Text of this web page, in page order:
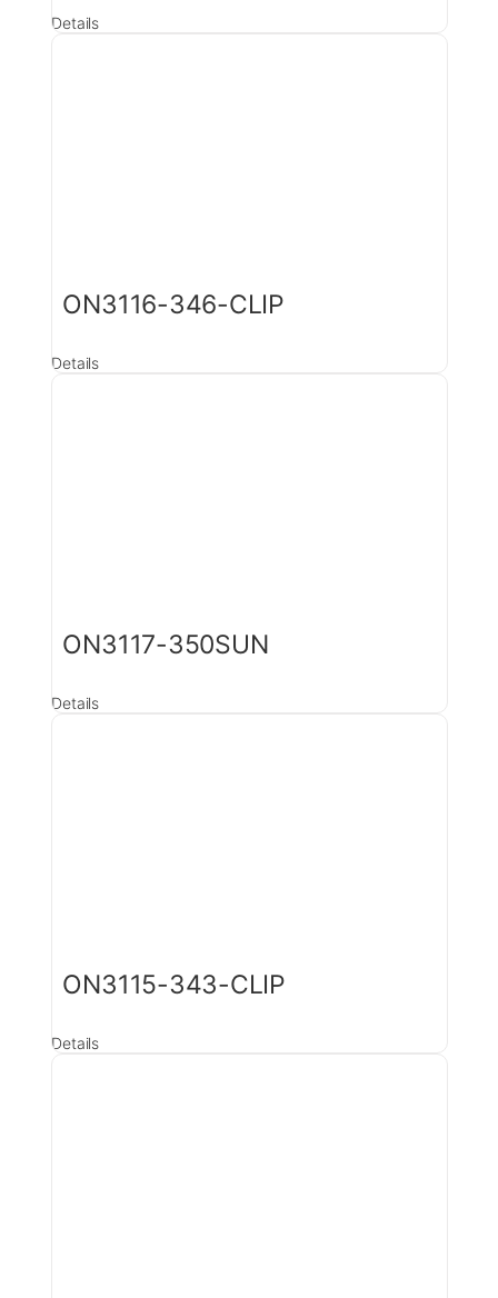
Details
ON3116-346-CLIP
Details
ON3117-350SUN
Details
ON3115-343-CLIP
Details